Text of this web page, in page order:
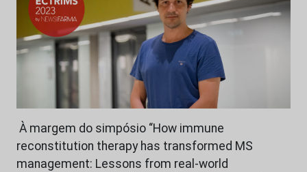
À margem do simpósio “How immune
reconstitution therapy has transformed MS
management: Lessons from real-world